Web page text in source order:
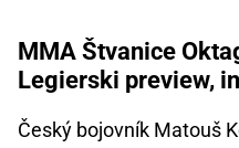
MMA Štvanice
Legierski preview,
Český bojovník Matouš